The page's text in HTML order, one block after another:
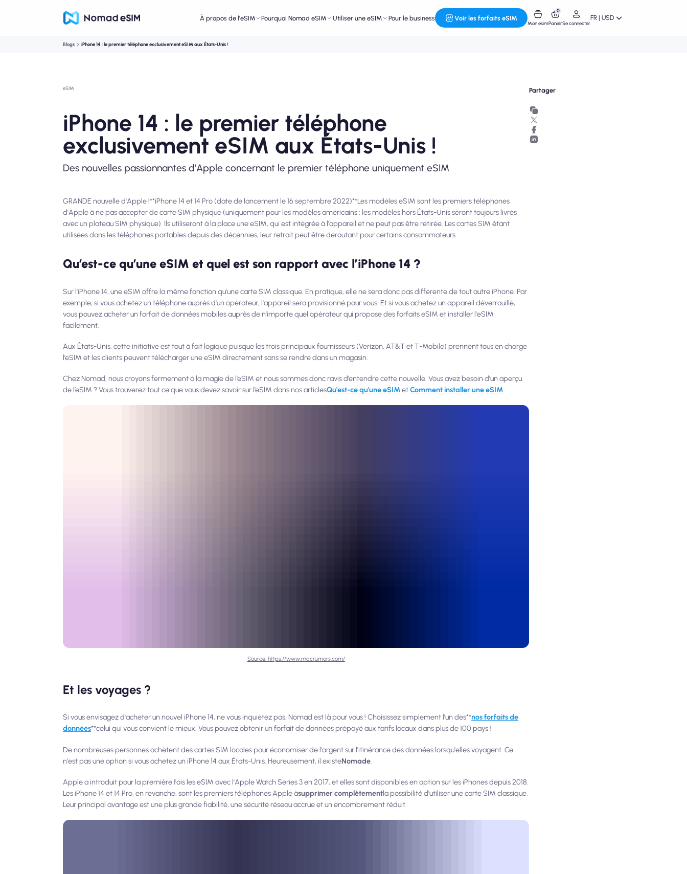
À propos de l'eSIM Pourquoi Nomad eSIM Utiliser une eSIM Pour le business Voir les forfaits eSIM
Mon esim
0
PanierSe connecter
FR | USD
Blogs iPhone 14 : le premier téléphone exclusivement eSIM aux États-Unis !
eSIM
iPhone 14 : le premier téléphone
exclusivement eSIM aux États-Unis !
Des nouvelles passionnantes d'Apple concernant le premier téléphone uniquement eSIM
GRANDE nouvelle d'Apple !**iPhone 14 et 14 Pro (date de lancement le 16 septembre 2022)**Les modèles eSIM sont les premiers téléphones
d'Apple à ne pas accepter de carte SIM physique (uniquement pour les modèles américains ; les modèles hors États-Unis seront toujours livrés
avec un plateau SIM physique). Ils utiliseront à la place une eSIM, qui est intégrée à l'appareil et ne peut pas être retirée. Les cartes SIM étant
utilisées dans les téléphones portables depuis des décennies, leur retrait peut être déroutant pour certains consommateurs.
Qu’est-ce qu’une eSIM et quel est son rapport avec l’iPhone 14 ?
Sur l'iPhone 14, une eSIM offre la même fonction qu'une carte SIM classique. En pratique, elle ne sera donc pas différente de tout autre iPhone. Par
exemple, si vous achetez un téléphone auprès d'un opérateur, l'appareil sera provisionné pour vous. Et si vous achetez un appareil déverrouillé,
vous pouvez acheter un forfait de données mobiles auprès de n'importe quel opérateur qui propose des forfaits eSIM et installer l'eSIM
facilement.
Aux États-Unis, cette initiative est tout à fait logique puisque les trois principaux fournisseurs (Verizon, AT&T et T-Mobile) prennent tous en charge
l’eSIM et les clients peuvent télécharger une eSIM directement sans se rendre dans un magasin.
Chez Nomad, nous croyons fermement à la magie de l’eSIM et nous sommes donc ravis d’entendre cette nouvelle. Vous avez besoin d’un aperçu
de l’eSIM ? Vous trouverez tout ce que vous devez savoir sur l’eSIM dans nos articlesQu'est-ce qu'une eSIMetComment installer une eSIM.
Source: https://www.macrumors.com/
Et les voyages ?
Si vous envisagez d'acheter un nouvel iPhone 14, ne vous inquiétez pas, Nomad est là pour vous ! Choisissez simplement l'un des**nos forfaits de
données**celui qui vous convient le mieux. Vous pouvez obtenir un forfait de données prépayé aux tarifs locaux dans plus de 100 pays !
De nombreuses personnes achètent des cartes SIM locales pour économiser de l'argent sur l'itinérance des données lorsqu'elles voyagent. Ce
n'est pas une option si vous achetez un iPhone 14 aux États-Unis. Heureusement, il existeNomade.
Apple a introduit pour la première fois les eSIM avec l'Apple Watch Series 3 en 2017, et elles sont disponibles en option sur les iPhones depuis 2018.
Les iPhone 14 et 14 Pro, en revanche, sont les premiers téléphones Apple àsupprimer complètementla possibilité d'utiliser une carte SIM classique.
Leur principal avantage est une plus grande fiabilité, une sécurité réseau accrue et un encombrement réduit.
Partager